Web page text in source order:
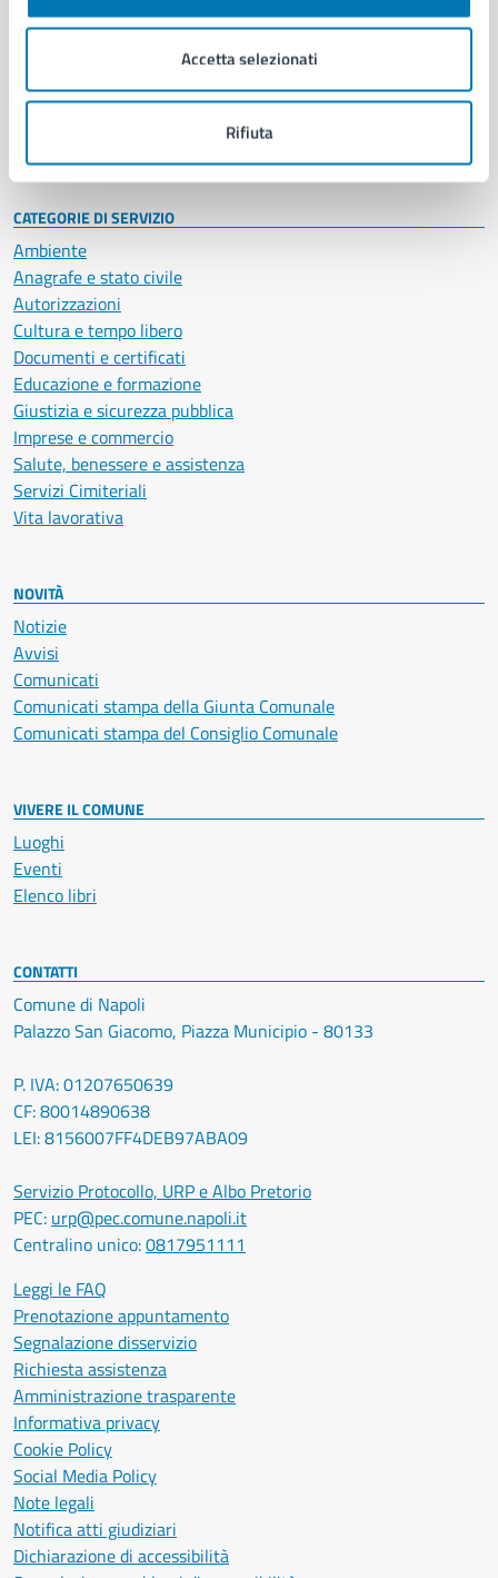
Accetta selezionati
Rifiuta
Enti e fondazioni
Personale amministrativo
Intranet, posta aziendale e protocollo
CATEGORIE DI SERVIZIO
Ambiente
Anagrafe e stato civile
Autorizzazioni
Cultura e tempo libero
Documenti e certificati
Educazione e formazione
Giustizia e sicurezza pubblica
Imprese e commercio
Salute, benessere e assistenza
Servizi Cimiteriali
Vita lavorativa
NOVITÀ
Notizie
Avvisi
Comunicati
Comunicati stampa della Giunta Comunale
Comunicati stampa del Consiglio Comunale
VIVERE IL COMUNE
Luoghi
Eventi
Elenco libri
CONTATTI
Comune di Napoli
Palazzo San Giacomo, Piazza Municipio - 80133
P. IVA: 01207650639
CF: 80014890638
LEI: 8156007FF4DEB97ABA09
Servizio Protocollo, URP e Albo Pretorio
PEC: urp@pec.comune.napoli.it
Centralino unico:0817951111
Leggi le FAQ
Prenotazione appuntamento
Segnalazione disservizio
Richiesta assistenza
Amministrazione trasparente
Informativa privacy
Cookie Policy
Social Media Policy
Note legali
Notifica atti giudiziari
Dichiarazione di accessibilità